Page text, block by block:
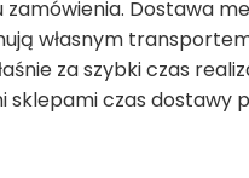
Dostawa
własnym
za szybki czas
sklepami czas dostawy